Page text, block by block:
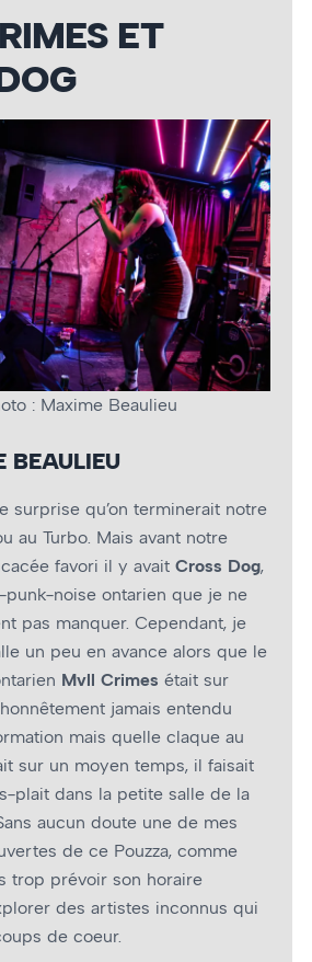
ET
: Maxime Beaulieu
BEAULIEU
surprise qu’on terminerait notre
au Turbo. Mais avant notre
favori il y avait Cross Dog,
noise ontarien que je ne
pas manquer. Cependant, je
un peu en avance alors que le
Mvll Crimes était sur
honnêtement jamais entendu
mais quelle claque au
sur un moyen temps, il faisait
plait dans la petite salle de la
aucun doute une de mes
de ce Pouzza, comme
trop prévoir son horaire
des artistes inconnus qui
de coeur.